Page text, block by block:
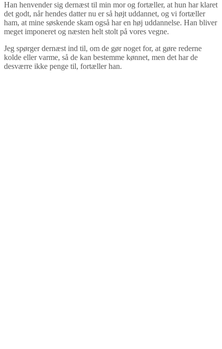
Han henvender sig dernæst til min mor og fortæller, at hun har klaret
det godt, når hendes datter nu er så højt uddannet, og vi fortæller
ham, at mine søskende skam også har en høj uddannelse. Han bliver
meget imponeret og næsten helt stolt på vores vegne.
Jeg spørger dernæst ind til, om de gør noget for, at gøre rederne
kolde eller varme, så de kan bestemme kønnet, men det har de
desværre ikke penge til, fortæller han.